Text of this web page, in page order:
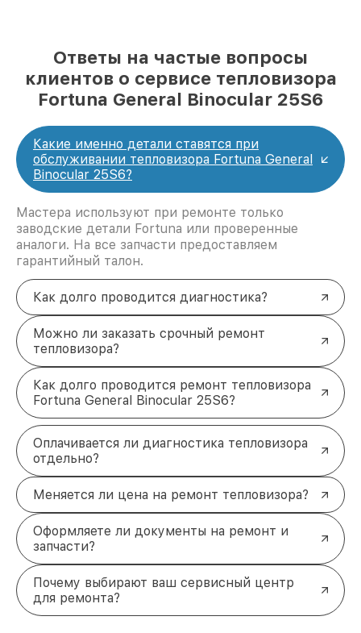
Ответы на частые вопросы
клиентов о сервисе тепловизора
Fortuna General Binocular 25S6
Какие именно детали ставятся при
обслуживании тепловизора Fortuna General
Binocular 25S6?
Мастера используют при ремонте только
заводские детали Fortuna или проверенные
аналоги. На все запчасти предоставляем
гарантийный талон.
Как долго проводится диагностика?
Можно ли заказать срочный ремонт
тепловизора?
Как долго проводится ремонт тепловизора
Fortuna General Binocular 25S6?
Оплачивается ли диагностика тепловизора
отдельно?
Меняется ли цена на ремонт тепловизора?
Оформляете ли документы на ремонт и
запчасти?
Почему выбирают ваш сервисный центр
для ремонта?